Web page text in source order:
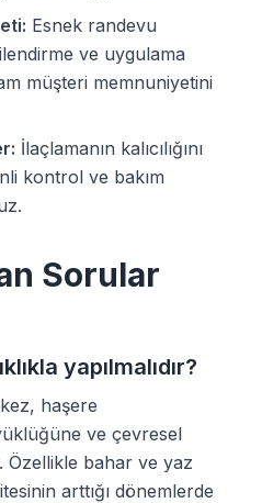
Esnek randevu
ve uygulama
müşteri memnuniyetini
İlaçlamanın kalıcılığını
kontrol ve bakım
Sorular
yapılmalıdır?
haşere
ve çevresel
bahar ve yaz
arttığı dönemlerde